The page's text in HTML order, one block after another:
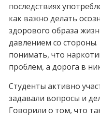
последствиях
как важно делать
здорового образа
давлением со
понимать, что
проблем, а дорога в
Студенты активно
задавали вопросы и
Говорили о том, что